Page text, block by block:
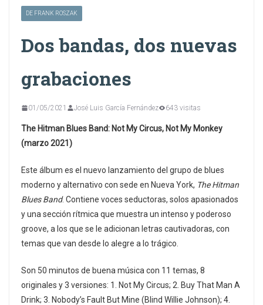
DE FRANK ROSZAK
Dos bandas, dos nuevas
grabaciones
01/05/2021 José Luis García Fernández 643 visitas
The Hitman Blues Band: Not My Circus, Not My Monkey
(marzo 2021)
Este álbum es el nuevo lanzamiento del grupo de blues
moderno y alternativo con sede en Nueva York, The Hitman
Blues Band. Contiene voces seductoras, solos apasionados
y una sección rítmica que muestra un intenso y poderoso
groove, a los que se le adicionan letras cautivadoras, con
temas que van desde lo alegre a lo trágico.
Son 50 minutos de buena música con 11 temas, 8
originales y 3 versiones: 1. Not My Circus; 2. Buy That Man A
Drink; 3. Nobody’s Fault But Mine (Blind Willie Johnson); 4.